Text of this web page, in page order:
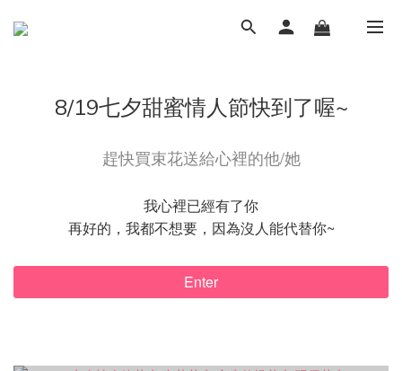
8/19七夕甜蜜情人節快到了喔~
趕快買束花送給心裡的他/她
我心裡已經有了你
再好的，我都不想要，因為沒人能代替你~
Enter